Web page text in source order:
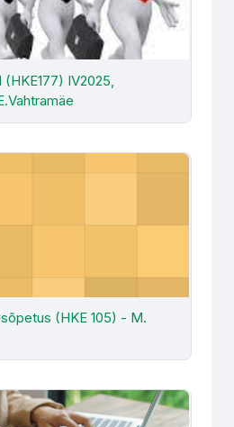
IV2025,
(HKE 105) - M. Pärenson
(HKE 105) - M.
- D. Tandru